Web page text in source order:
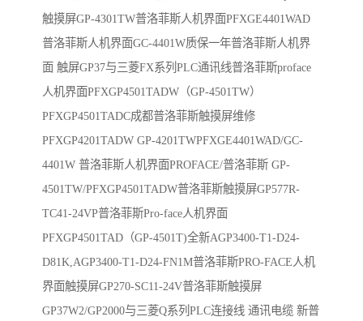
触摸屏GP-4301TW普洛菲斯人机界面PFXGE4401WAD
普洛菲斯人机界面GC-4401W质保一年普洛菲斯人机界
面 触屏GP37与三菱FX系列PLC通讯线普洛菲斯proface
人机界面PFXGP4501TADW（GP-4501TW）
PFXGP4501TADC成都普洛菲斯触摸屏维修
PFXGP4201TADW GP-4201TWPFXGE4401WAD/GC-
4401W 普洛菲斯人机界面PROFACE/普洛菲斯 GP-
4501TW/PFXGP4501TADW普洛菲斯触摸屏GP577R-
TC41-24VP普洛菲斯Pro-face人机界面
PFXGP4501TAD（GP-4501T)全新AGP3400-T1-D24-
D81K,AGP3400-T1-D24-FN1M普洛菲斯PRO-FACE人机
界面触摸屏GP270-SC11-24V普洛菲斯触摸屏
GP37W2/GP2000与三菱Q系列PLC连接线 通讯电缆 新普